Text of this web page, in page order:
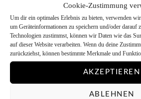
Cookie-Zustimmung
Um dir ein optimales Erlebnis zu bieten, verwenden
um Geräteinformationen zu speichern und/oder darauf
Technologien zustimmst, können wir Daten wie das
auf dieser Website verarbeiten. Wenn du deine
zurückziehst, können bestimmte Merkmale und
AKZEPTIEREN
ABLEHNEN
Bilddarstellung
Bilder
Digitalisieren